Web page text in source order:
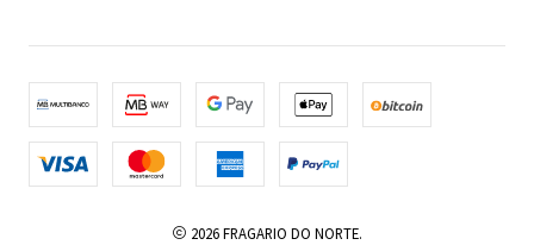
2026 FRAGARIO DO NORTE.